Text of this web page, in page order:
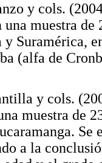
y cols.
muestra de
y Suramérica,
(alfa de
y cols.
muestra de
Se
a la